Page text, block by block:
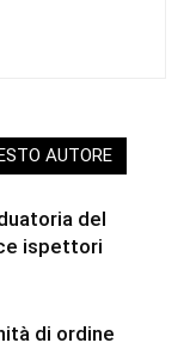
AUTORE
del
ispettori
di ordine